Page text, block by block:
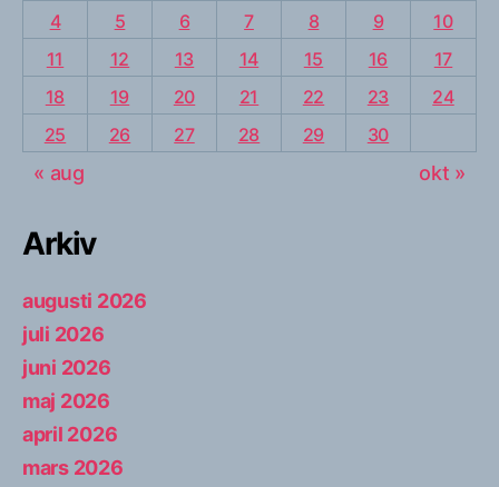
4
5 6 7 8 9
10
11
12 13 14 15 16
17
18
19 20 21 22 23
24
25
26 27 28 29 30
« aug okt »
Arkiv
augusti 2026
juli 2026
juni 2026
maj 2026
april 2026
mars 2026